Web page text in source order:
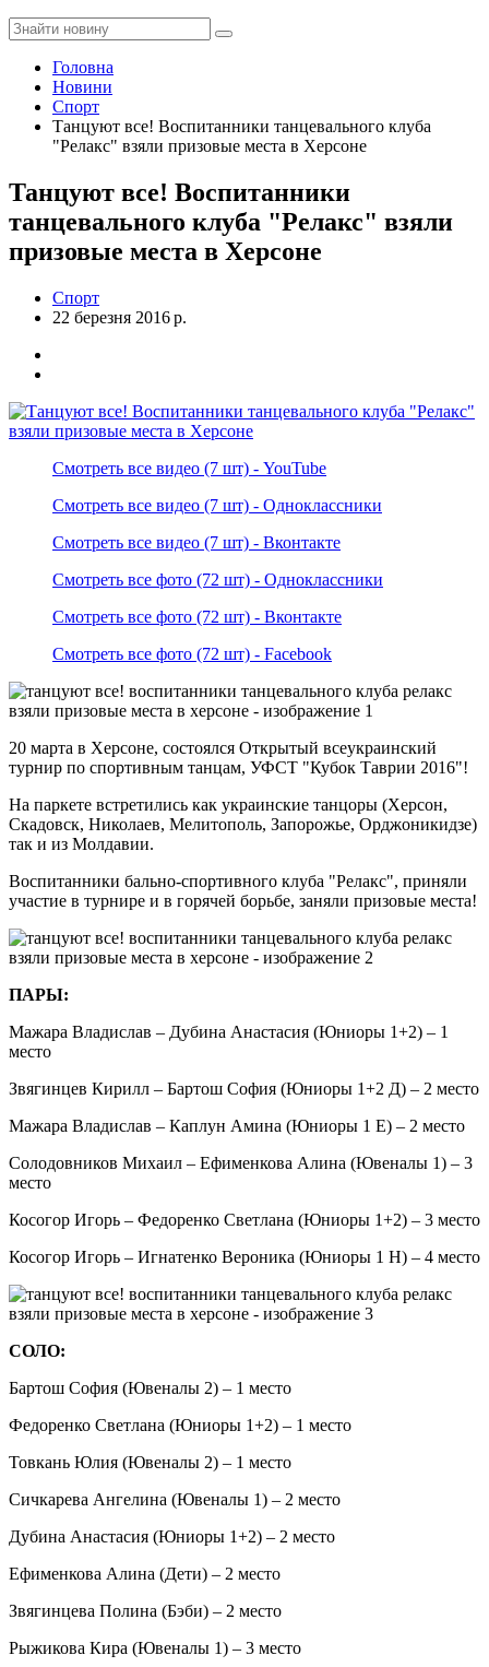
Головна
Новини
Спорт
Танцуют все! Воспитанники танцевального клуба
"Релакс" взяли призовые места в Херсоне
Танцуют все! Воспитанники
танцевального клуба "Релакс" взяли
призовые места в Херсоне
Спорт
22 березня 2016 р.
Смотреть все видео (7 шт) - YouTube
Смотреть все видео (7 шт) - Одноклассники
Смотреть все видео (7 шт) - Вконтакте
Смотреть все фото (72 шт) - Одноклассники
Смотреть все фото (72 шт) - Вконтакте
Смотреть все фото (72 шт) - Facebook
20 марта в Херсоне, состоялся Открытый всеукраинский
турнир по спортивным танцам, УФСТ "Кубок Таврии 2016"!
На паркете встретились как украинские танцоры (Херсон,
Скадовск, Николаев, Мелитополь, Запорожье, Орджоникидзе)
так и из Молдавии.
Воспитанники бально-спортивного клуба "Релакс", приняли
участие в турнире и в горячей борьбе, заняли призовые места!
ПАРЫ:
Мажара Владислав – Дубина Анастасия (Юниоры 1+2) – 1
место
Звягинцев Кирилл – Бартош София (Юниоры 1+2 Д) – 2 место
Мажара Владислав – Каплун Амина (Юниоры 1 Е) – 2 место
Солодовников Михаил – Ефименкова Алина (Ювеналы 1) – 3
место
Косогор Игорь – Федоренко Светлана (Юниоры 1+2) – 3 место
Косогор Игорь – Игнатенко Вероника (Юниоры 1 Н) – 4 место
СОЛО:
Бартош София (Ювеналы 2) – 1 место
Федоренко Светлана (Юниоры 1+2) – 1 место
Товкань Юлия (Ювеналы 2) – 1 место
Сичкарева Ангелина (Ювеналы 1) – 2 место
Дубина Анастасия (Юниоры 1+2) – 2 место
Ефименкова Алина (Дети) – 2 место
Звягинцева Полина (Бэби) – 2 место
Рыжикова Кира (Ювеналы 1) – 3 место